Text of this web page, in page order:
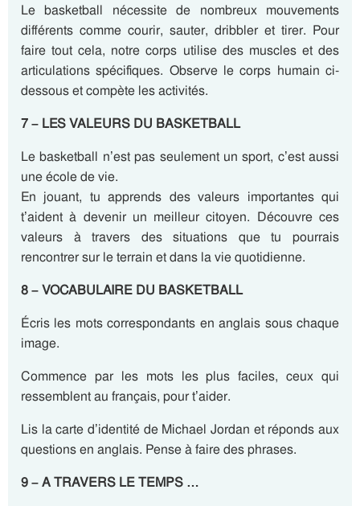
Le basketball nécessite de nombreux mouvements
différents comme courir, sauter, dribbler et tirer. Pour
faire tout cela, notre corps utilise des muscles et des
articulations spécifiques. Observe le corps humain ci-
dessous et compète les activités.
7 – LES VALEURS DU BASKETBALL
Le basketball n’est pas seulement un sport, c’est aussi
une école de vie.
En jouant, tu apprends des valeurs importantes qui
t’aident à devenir un meilleur citoyen. Découvre ces
valeurs à travers des situations que tu pourrais
rencontrer sur le terrain et dans la vie quotidienne.
8 – VOCABULAIRE DU BASKETBALL
Écris les mots correspondants en anglais sous chaque
image.
Commence par les mots les plus faciles, ceux qui
ressemblent au français, pour t’aider.
Lis la carte d’identité de Michael Jordan et réponds aux
questions en anglais. Pense à faire des phrases.
9 – A TRAVERS LE TEMPS …